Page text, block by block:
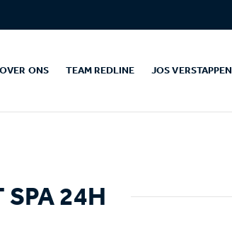
OVER ONS TEAM REDLINE JOS VERSTAPPEN
SPA 24H